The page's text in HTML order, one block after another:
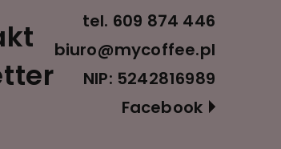
tel. 609 874 446
biuro@mycoffee.pl
NIP: 5242816989
Facebook